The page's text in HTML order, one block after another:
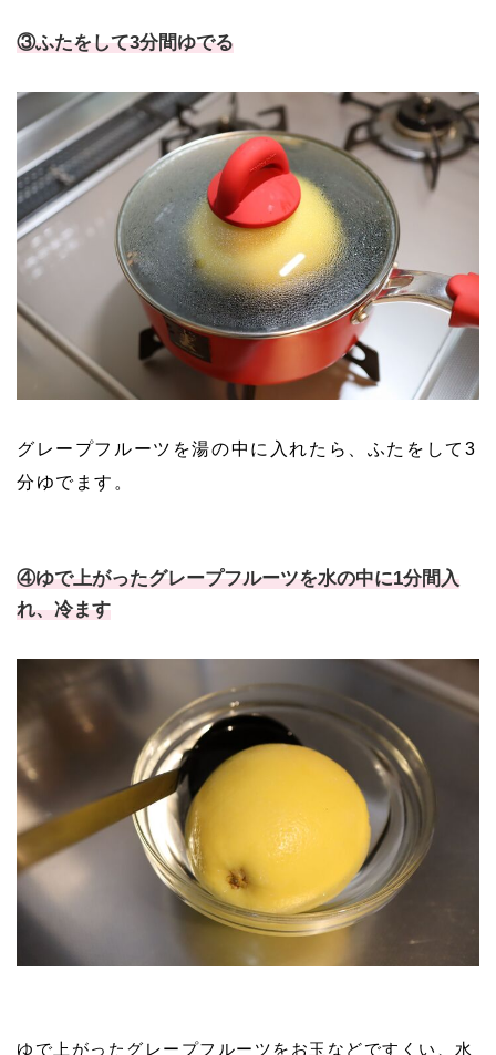
③ふたをして3分間ゆでる
グレープフルーツを湯の中に入れたら、ふたをして3
分ゆでます。
④ゆで上がったグレープフルーツを水の中に1分間入
れ、冷ます
ゆで上がったグレープフルーツをお玉などですくい、水